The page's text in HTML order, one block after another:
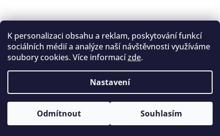
K personalizaci obsahu a reklam, poskytování funkcí
sociálních médií a analýze naší návštěvnosti využíváme
soubory cookies. Více informacízde.
Nastavení
Odmítnout Souhlasím
Sledovat na Instagramu
Registrace na lukostřelbu
I. Královský lukostřelecký klub
Český lukostřelecký svaz
Vytvořil ShoptetCopyright 2026
. Všechna práva vyhrazena.
Upravit nastavení cookies